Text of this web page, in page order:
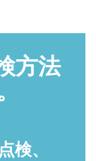
方法
検、